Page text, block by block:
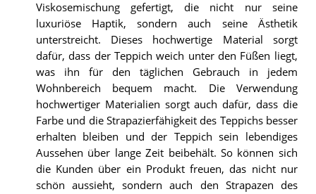
Viskosemischung gefertigt, die nicht nur seine
luxuriöse Haptik, sondern auch seine Ästhetik
unterstreicht. Dieses hochwertige Material sorgt
dafür, dass der Teppich weich unter den Füßen liegt,
was ihn für den täglichen Gebrauch in jedem
Wohnbereich bequem macht. Die Verwendung
hochwertiger Materialien sorgt auch dafür, dass die
Farbe und die Strapazierfähigkeit des Teppichs besser
erhalten bleiben und der Teppich sein lebendiges
Aussehen über lange Zeit beibehält. So können sich
die Kunden über ein Produkt freuen, das nicht nur
schön aussieht, sondern auch den Strapazen des